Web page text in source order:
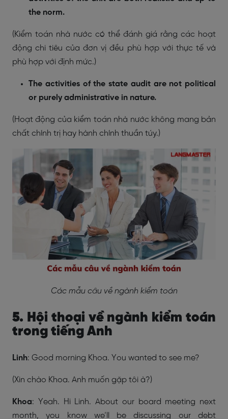
the norm.
(Kiểm toán nhà nước có thể đánh giá rằng các hoạt
động chi tiêu của đơn vị đều phù hợp với thực tế và
phù hợp với định mức.)
The activities of the state audit are not political
or purely administrative in nature.
(Hoạt động của kiểm toán nhà nước không mang bản
chất chính trị hay hành chính thuần túy.)
Các mẫu câu về ngành kiểm toán
5. Hội thoại về ngành kiểm toán
trong tiếng Anh
Linh: Good morning Khoa. You wanted to see me?
(Xin chào Khoa. Anh muốn gặp tôi à?)
Khoa: Yeah. Hi Linh. About our board meeting next
month, you know we’ll be discussing our debt